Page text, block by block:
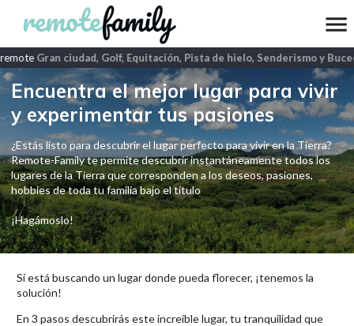
Gran ciudad, Golf, Equitación, Pista de hielo, Senderismo y Buceo.
Encuentra el mejor lugar para vivir
y experimentar tus pasiones
¿Estás listo para descubrir el lugar perfecto para vivir en la Tierra?
Remote-Family te permite descubrir instantáneamente todos los
lugares de la Tierra que corresponden a los deseos, pasiones,
hobbies de toda tu familia bajo el título
¡Hagámoslo!
Si está buscando un lugar donde pueda florecer, ¡tenemos la
solución!
En 3 pasos descubrirás este increíble lugar, tu tranquilidad que